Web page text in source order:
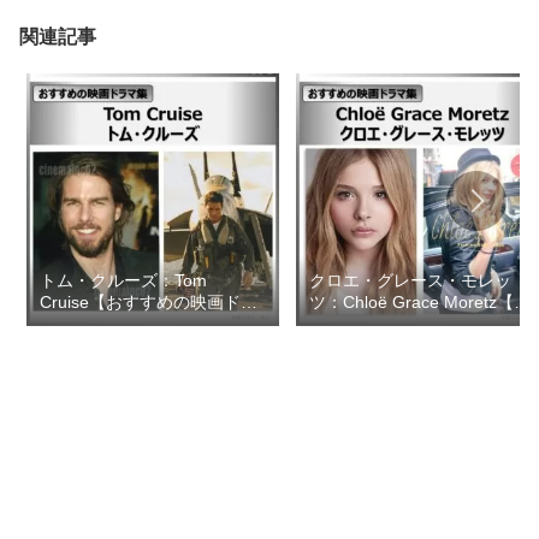
関連記事
トム・クルーズ：Tom
Cruise【おすすめの映画ドラ
マ集】
クロエ・グレース・モレッ
ツ：Chloë Grace Moretz【お
すすめの映画ドラマ集】